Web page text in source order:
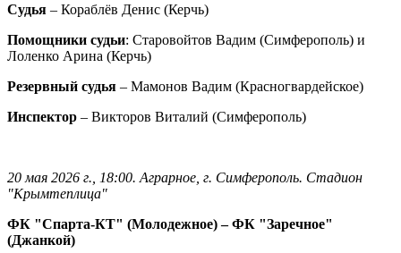
Судья – Кораблёв Денис (Керчь)
Помощники судьи: Старовойтов Вадим (Симферополь) и
Лоленко Арина (Керчь)
Резервный судья – Мамонов Вадим (Красногвардейское)
Инспектор – Викторов Виталий (Симферополь)
20 мая 2026 г., 18:00. Аграрное, г. Симферополь. Стадион
"Крымтеплица"
ФК "Спарта-КТ" (Молодежное) – ФК "Заречное"
(Джанкой)